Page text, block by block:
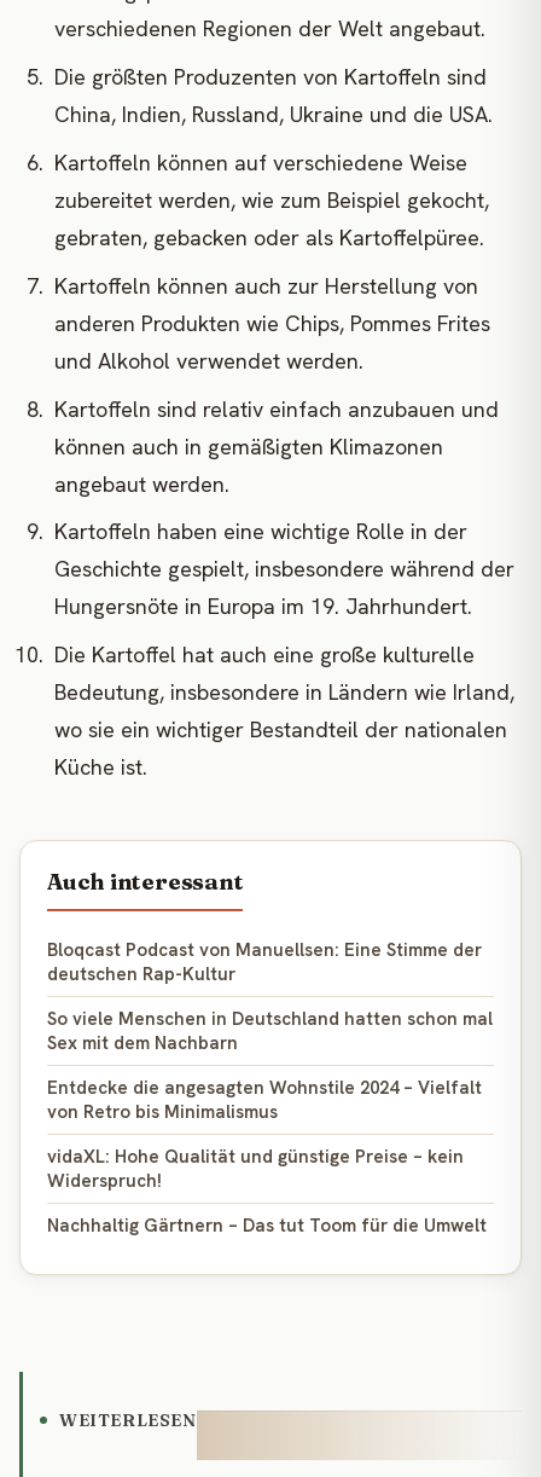
verschiedenen Regionen der Welt angebaut.
Die größten Produzenten von Kartoffeln sind
China, Indien, Russland, Ukraine und die USA.
Kartoffeln können auf verschiedene Weise
zubereitet werden, wie zum Beispiel gekocht,
gebraten, gebacken oder als Kartoffelpüree.
Kartoffeln können auch zur Herstellung von
anderen Produkten wie Chips, Pommes Frites
und Alkohol verwendet werden.
Kartoffeln sind relativ einfach anzubauen und
können auch in gemäßigten Klimazonen
angebaut werden.
Kartoffeln haben eine wichtige Rolle in der
Geschichte gespielt, insbesondere während der
Hungersnöte in Europa im 19. Jahrhundert.
Die Kartoffel hat auch eine große kulturelle
Bedeutung, insbesondere in Ländern wie Irland,
wo sie ein wichtiger Bestandteil der nationalen
Küche ist.
Auch interessant
Bloqcast Podcast von Manuellsen: Eine Stimme der
deutschen Rap-Kultur
So viele Menschen in Deutschland hatten schon mal
Sex mit dem Nachbarn
Entdecke die angesagten Wohnstile 2024 – Vielfalt
von Retro bis Minimalismus
vidaXL: Hohe Qualität und günstige Preise – kein
Widerspruch!
Nachhaltig Gärtnern – Das tut Toom für die Umwelt
WEITERLESEN